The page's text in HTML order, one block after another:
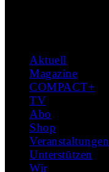
Aktuell
Magazine
COMPACT+
TV
Abo
Shop
Veranstaltungen
Unterstützen
Wir